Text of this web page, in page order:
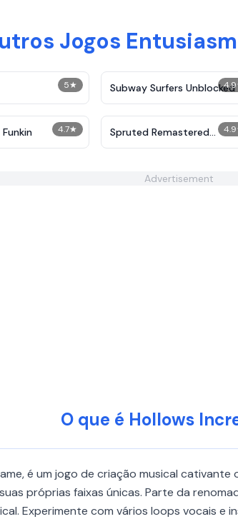
Jogos
5★ 4.9
Subway Surfers Unblocked
4.7★ 4.9
Spruted Remastered
Alternative Phase 2
Advertisement
O que é Hollows
é um jogo de criação musical
próprias faixas únicas. Parte da
Experimente com vários loops vocais e